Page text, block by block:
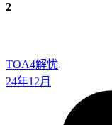
2
TOA4解忧
24年12月